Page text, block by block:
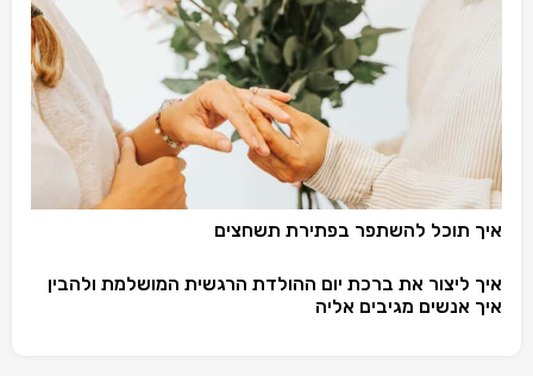
איך תוכל להשתפר בפתירת תשחצים
איך ליצור את ברכת יום ההולדת הרגשית המושלמת ולהבין
איך אנשים מגיבים אליה